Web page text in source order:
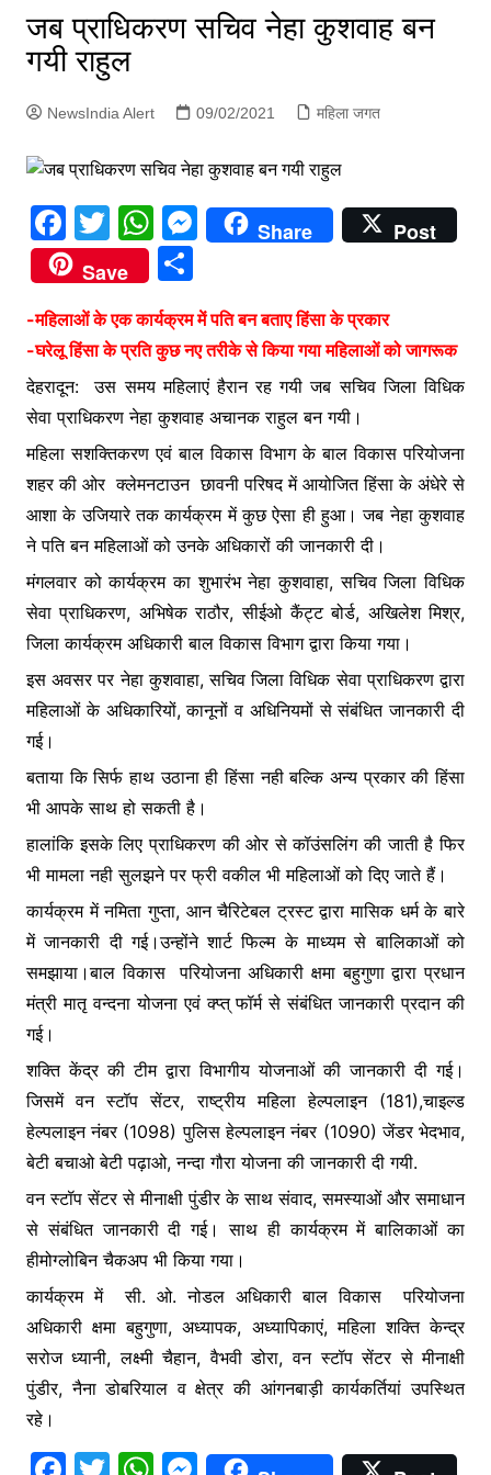
जब प्राधिकरण सचिव नेहा कुशवाह बन
गयी राहुल
NewsIndia Alert 09/02/2021 महिला जगत
F
a
c
e
b
o
o
k
T
w
itt
er
W
h
at
s
A
p
p
M
e
s
e
n
g
er
Share
Post
Save
S
ar
e
-महिलाओं के एक कार्यक्रम में पति बन बताए हिंसा के प्रकार
-घरेलू हिंसा के प्रति कुछ नए तरीके से किया गया महिलाओं को जागरूक
देहरादून: उस समय महिलाएं हैरान रह गयी जब सचिव जिला विधिक
सेवा प्राधिकरण नेहा कुशवाह अचानक राहुल बन गयी।
महिला सशक्तिकरण एवं बाल विकास विभाग के बाल विकास परियोजना
शहर की ओर क्लेमनटाउन छावनी परिषद में आयोजित हिंसा के अंधेरे से
आशा के उजियारे तक कार्यक्रम में कुछ ऐसा ही हुआ। जब नेहा कुशवाह
ने पति बन महिलाओं को उनके अधिकारों की जानकारी दी।
मंगलवार को कार्यक्रम का शुभारंभ नेहा कुशवाहा, सचिव जिला विधिक
सेवा प्राधिकरण, अभिषेक राठौर, सीईओ कैंट्ट बोर्ड, अखिलेश मिश्र,
जिला कार्यक्रम अधिकारी बाल विकास विभाग द्वारा किया गया।
इस अवसर पर नेहा कुशवाहा, सचिव जिला विधिक सेवा प्राधिकरण द्वारा
महिलाओं के अधिकारियों, कानूनों व अधिनियमों से संबंधित जानकारी दी
गई।
बताया कि सिर्फ हाथ उठाना ही हिंसा नही बल्कि अन्य प्रकार की हिंसा
भी आपके साथ हो सकती है।
हालांकि इसके लिए प्राधिकरण की ओर से कॉउंसलिंग की जाती है फिर
भी मामला नही सुलझने पर फ्री वकील भी महिलाओं को दिए जाते हैं।
कार्यक्रम में नमिता गुप्ता, आन चैरिटेबल ट्रस्ट द्वारा मासिक धर्म के बारे
में जानकारी दी गई।उन्होंने शार्ट फिल्म के माध्यम से बालिकाओं को
समझाया।बाल विकास परियोजना अधिकारी क्षमा बहुगुणा द्वारा प्रधान
मंत्री मातृ वन्दना योजना एवं क्प्त् फॉर्म से संबंधित जानकारी प्रदान की
गई।
शक्ति केंद्र की टीम द्वारा विभागीय योजनाओं की जानकारी दी गई।
जिसमें वन स्टॉप सेंटर, राष्ट्रीय महिला हेल्पलाइन (181),चाइल्ड
हेल्पलाइन नंबर (1098) पुलिस हेल्पलाइन नंबर (1090) जेंडर भेदभाव,
बेटी बचाओ बेटी पढ़ाओ, नन्दा गौरा योजना की जानकारी दी गयी.
वन स्टॉप सेंटर से मीनाक्षी पुंडीर के साथ संवाद, समस्याओं और समाधान
से संबंधित जानकारी दी गई। साथ ही कार्यक्रम में बालिकाओं का
हीमोग्लोबिन चैकअप भी किया गया।
कार्यक्रम में सी. ओ. नोडल अधिकारी बाल विकास परियोजना
अधिकारी क्षमा बहुगुणा, अध्यापक, अध्यापिकाएं, महिला शक्ति केन्द्र
सरोज ध्यानी, लक्ष्मी चैहान, वैभवी डोरा, वन स्टॉप सेंटर से मीनाक्षी
पुंडीर, नैना डोबरियाल व क्षेत्र की आंगनबाड़ी कार्यकर्तियां उपस्थित
रहे।